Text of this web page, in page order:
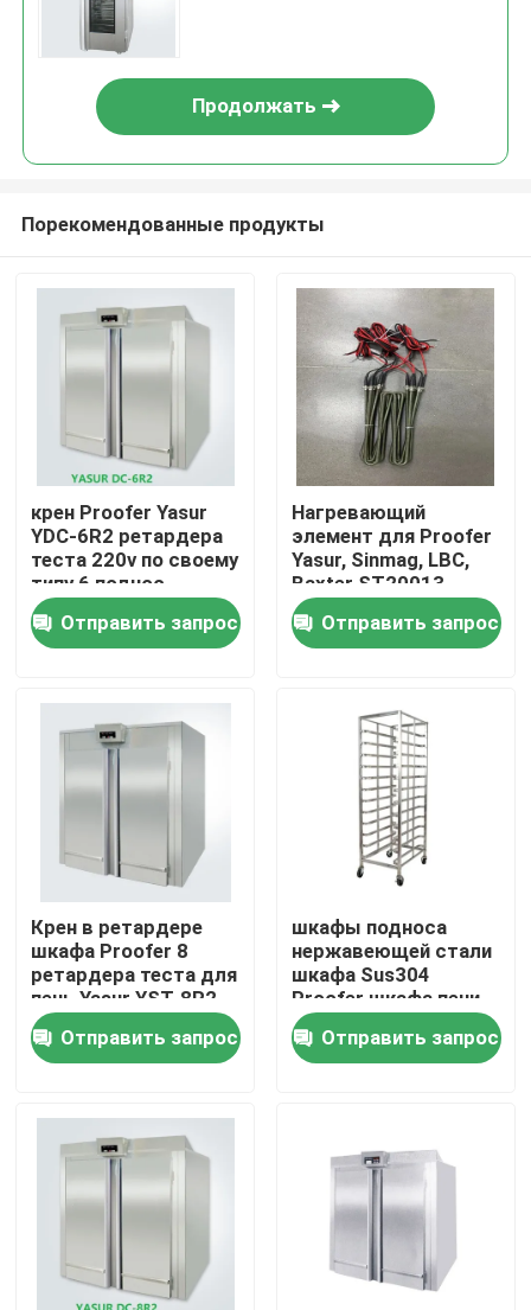
Дома
Контакты
Продукция
Видео
Подовая печь для пекарни
Печь конвекции пекарни
Спиральный смеситель теста
Продолжать
Порекомендованные продукты
крен Proofer Yasur
YDC-6R2 ретардера
теста 220v по своему
типу 6 поднос
шкафов 40X60cm
Отправить запрос
Нагревающий
элемент для Proofer
Yasur, Sinmag, LBC,
Baxter ST20013
Отправить запрос
Крен в ретардере
шкафа Proofer 8
ретардера теста для
печь Yasur YST-8R2
220V 8kw
Отправить запрос
шкафы подноса
нержавеющей стали
шкафа Sus304
Proofer шкафа печи
двойника 800x600
Отправить запрос